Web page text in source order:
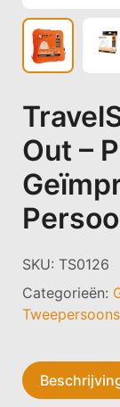
Out –
SKU: TS0126
Categorieën:
Tweepersoons